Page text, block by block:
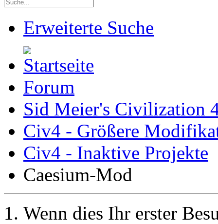
Erweiterte Suche
Forum
Sid Meier's Civilization
Civ4 - Größere
Civ4 - Inaktive Projekte
Caesium-Mod
Wenn dies Ihr erster